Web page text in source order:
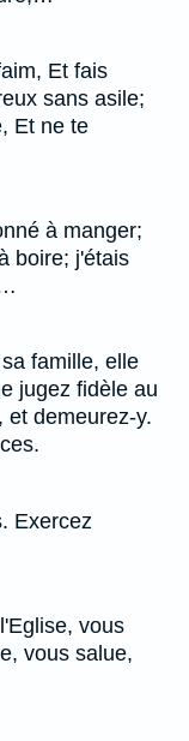
Et fais
sans asile;
Et ne te
à manger;
boire; j'étais
famille, elle
jugez fidèle au
et demeurez-y.
Exercez
vous
vous salue,